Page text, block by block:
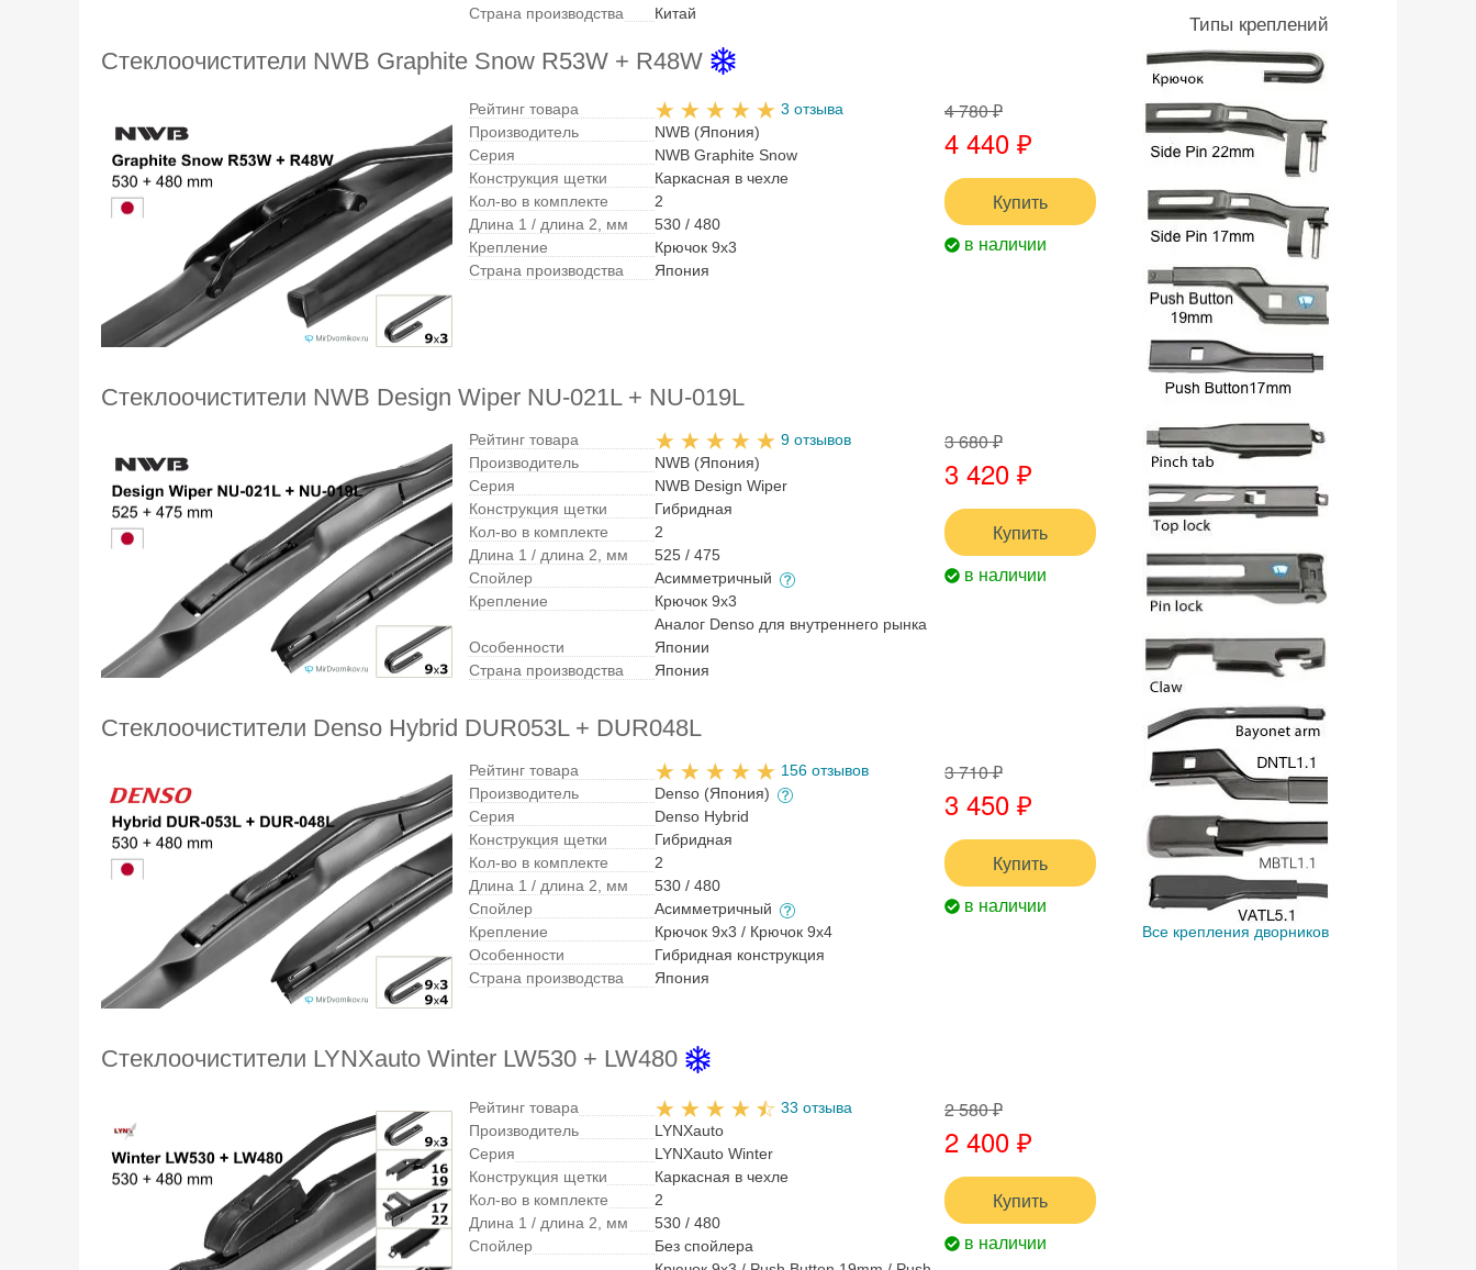
Страна производства
Китай
Стеклоочистители NWB Graphite Snow R53W + R48W
Рейтинг товара
3 отзыва
Производитель
NWB (Япония)
Серия
NWB Graphite Snow
Конструкция щетки
Каркасная в чехле
Кол-во в комплекте
2
Длина 1 / длина 2, мм
530 / 480
Крепление
Крючок 9x3
Страна производства
Япония
4 780 ₽
4 440 ₽
Купить
в наличии
Стеклоочистители NWB Design Wiper NU-021L + NU-019L
Рейтинг товара
9 отзывов
Производитель
NWB (Япония)
Серия
NWB Design Wiper
Конструкция щетки
Гибридная
Кол-во в комплекте
2
Длина 1 / длина 2, мм
525 / 475
Спойлер
Асимметричный
Крепление
Крючок 9x3
Особенности
Аналог Denso для внутреннего рынка
Японии
Страна производства
Япония
3 680 ₽
3 420 ₽
Купить
в наличии
Стеклоочистители Denso Hybrid DUR053L + DUR048L
Рейтинг товара
156 отзывов
Производитель
Denso (Япония)
Серия
Denso Hybrid
Конструкция щетки
Гибридная
Кол-во в комплекте
2
Длина 1 / длина 2, мм
530 / 480
Спойлер
Асимметричный
Крепление
Крючок 9x3 / Крючок 9x4
Особенности
Гибридная конструкция
Страна производства
Япония
3 710 ₽
3 450 ₽
Купить
в наличии
Стеклоочистители LYNXauto Winter LW530 + LW480
Рейтинг товара
33 отзыва
Производитель
LYNXauto
Серия
LYNXauto Winter
Конструкция щетки
Каркасная в чехле
Кол-во в комплекте
2
Длина 1 / длина 2, мм
530 / 480
Спойлер
Без спойлера
2 580 ₽
2 400 ₽
Купить
в наличии
Типы креплений
Все крепления дворников